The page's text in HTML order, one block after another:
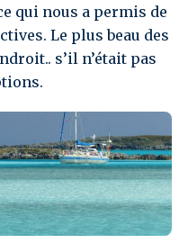
qui nous a permis de
Le plus beau des
s’il n’était pas